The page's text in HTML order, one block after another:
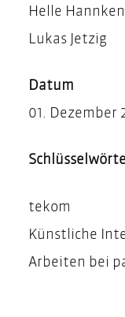
Helle
Lukas Jetzig
Datum
01. Dezember
tekom
Künstliche
Arbeiten bei